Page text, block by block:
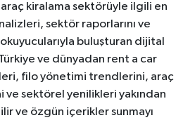
kiralama sektörüyle ilgili en
sektör raporlarını ve
buluşturan dijital
ve dünyadan rent a car
filo yönetimi trendlerini, araç
sektörel yenilikleri yakından
ve özgün içerikler sunmayı